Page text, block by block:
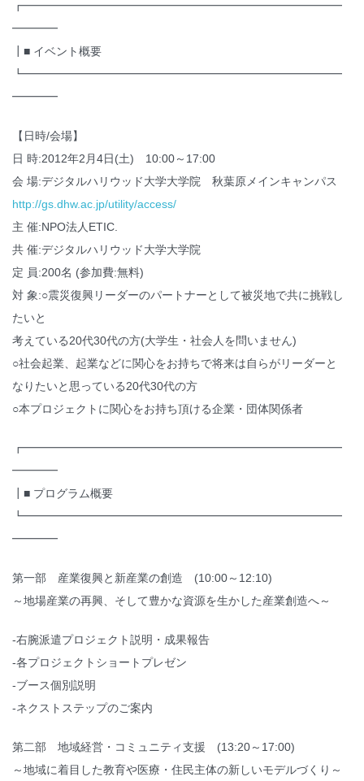
┏━━━━━━━━━━━━━━━━━━━━━━━━━━━━
━━━━
┃■ イベント概要
┗━━━━━━━━━━━━━━━━━━━━━━━━━━━━
━━━━
【日時/会場】
日 時:2012年2月4日(土) 10:00～17:00
会 場:デジタルハリウッド大学大学院 秋葉原メインキャンパス
http://gs.dhw.ac.jp/utility/access/
主 催:NPO法人ETIC.
共 催:デジタルハリウッド大学大学院
定 員:200名 (参加費:無料)
対 象:○震災復興リーダーのパートナーとして被災地で共に挑戦し
たいと
考えている20代30代の方(大学生・社会人を問いません)
○社会起業、起業などに関心をお持ちで将来は自らがリーダーと
なりたいと思っている20代30代の方
○本プロジェクトに関心をお持ち頂ける企業・団体関係者
┏━━━━━━━━━━━━━━━━━━━━━━━━━━━━
━━━━
┃■ プログラム概要
┗━━━━━━━━━━━━━━━━━━━━━━━━━━━━
━━━━
第一部 産業復興と新産業の創造 (10:00～12:10)
～地場産業の再興、そして豊かな資源を生かした産業創造へ～
-右腕派遣プロジェクト説明・成果報告
-各プロジェクトショートプレゼン
-ブース個別説明
-ネクストステップのご案内
第二部 地域経営・コミュニティ支援 (13:20～17:00)
～地域に着目した教育や医療・住民主体の新しいモデルづくり～